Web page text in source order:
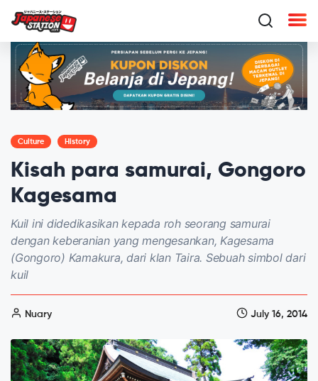
Culture History
Kisah para samurai, Gongoro
Kagesama
Kuil ini didedikasikan kepada roh seorang samurai
dengan keberanian yang mengesankan, Kagesama
(Gongoro) Kamakura, dari klan Taira. Sebuah simbol dari
kuil
Nuary July 16, 2014